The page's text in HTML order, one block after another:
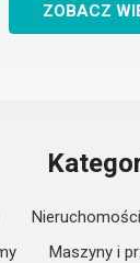
ZOBACZ
Nieruchomości
Maszyny i